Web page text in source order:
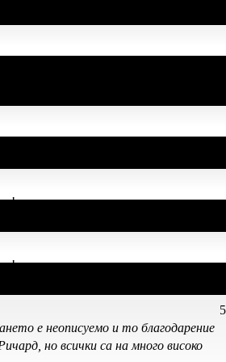
спести над
клиент.
5
е неописуемо и то благодарение
но всички са на много високо